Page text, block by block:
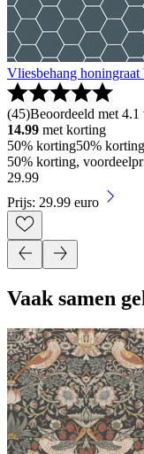
Vliesbehang
(45)Beoordeeld met
14.99 met korting
50% korting50% korting
50% korting,
29.99
Prijs: 29.99 euro
Vaak samen